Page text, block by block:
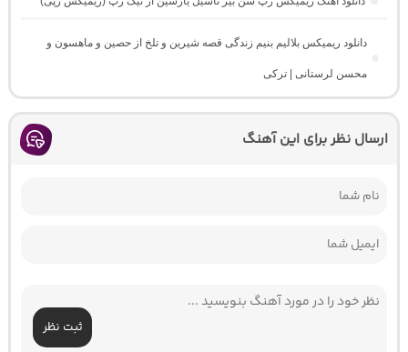
دانلود ریمیکس بلالیم بنیم زندگی قصه شیرین و تلخ از حصین و ماهسون و
محسن لرستانی | ترکی
ارسال نظر برای این آهنگ
ثبت نظر